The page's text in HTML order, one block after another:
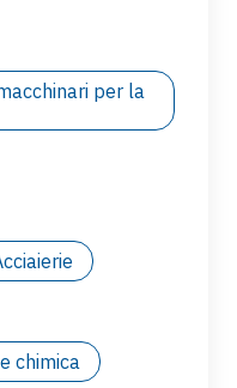
per la
chimica